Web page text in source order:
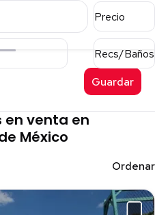
Precio
Recs/Baños
Guardar
en venta en
México
Ordenar